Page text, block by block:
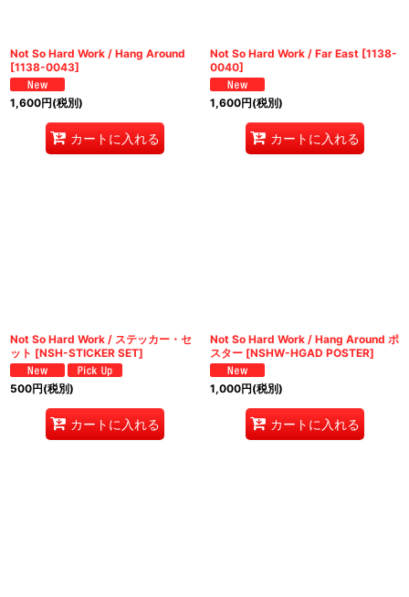
Not So Hard Work / Hang Around
[1138-0043]
1,600円(税別)
カートに入れる
Not So Hard Work / Far East [1138-
0040]
1,600円(税別)
カートに入れる
Not So Hard Work / ステッカー・セ
ット [NSH-STICKER SET]
500円(税別)
カートに入れる
Not So Hard Work / Hang Around ポ
スター [NSHW-HGAD POSTER]
1,000円(税別)
カートに入れる